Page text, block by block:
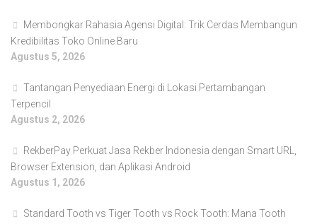
Membongkar Rahasia Agensi Digital: Trik Cerdas Membangun
Kredibilitas Toko Online Baru
Agustus 5, 2026
Tantangan Penyediaan Energi di Lokasi Pertambangan
Terpencil
Agustus 2, 2026
RekberPay Perkuat Jasa Rekber Indonesia dengan Smart URL,
Browser Extension, dan Aplikasi Android
Agustus 1, 2026
Standard Tooth vs Tiger Tooth vs Rock Tooth: Mana Tooth